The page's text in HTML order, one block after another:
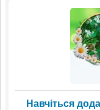
Навчіться